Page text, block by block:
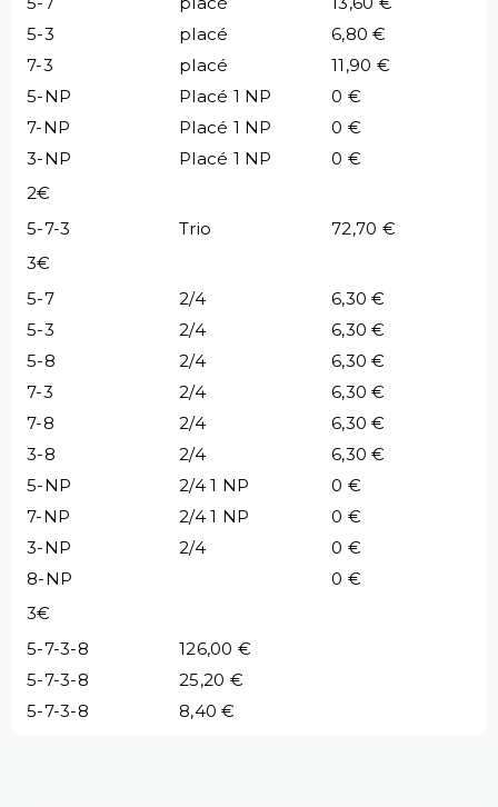
5-3
placé
6,80 €
7-3
placé
11,90 €
5-NP
Placé 1 NP
0 €
7-NP
Placé 1 NP
0 €
3-NP
Placé 1 NP
0 €
2€
5-7-3
Trio
72,70 €
3€
5-7
2/4
6,30 €
5-3
2/4
6,30 €
5-8
2/4
6,30 €
7-3
2/4
6,30 €
7-8
2/4
6,30 €
3-8
2/4
6,30 €
5-NP
2/4 1 NP
0 €
7-NP
2/4 1 NP
0 €
3-NP
2/4
0 €
8-NP
0 €
3€
5-7-3-8
126,00 €
5-7-3-8
25,20 €
5-7-3-8
8,40 €